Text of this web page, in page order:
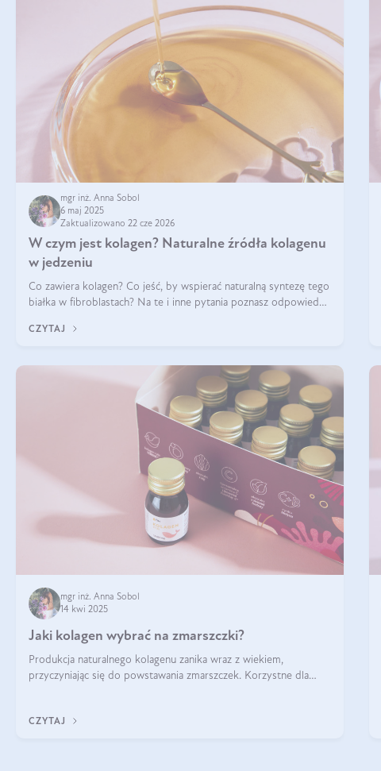
mgr inż. Anna Sobol
6 maj 2025
Zaktualizowano 22 cze 2026
W czym jest kolagen? Naturalne źródła kolagenu
w jedzeniu
Co zawiera kolagen? Co jeść, by wspierać naturalną syntezę tego
białka w fibroblastach? Na te i inne pytania poznasz odpowiedź
CZYTAJ
mgr inż. Anna Sobol
14 kwi 2025
Jaki kolagen wybrać na zmarszczki?
Produkcja naturalnego kolagenu zanika wraz z wiekiem,
przyczyniając się do powstawania zmarszczek. Korzystne dla
CZYTAJ